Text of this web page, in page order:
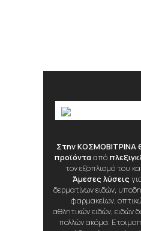
Στην ΚΟΣΜΟΒΙΤΡΙΝΑ
προϊόντααπό
τον εξοπλισμό του
Άμεσες λύσεις
δερματίνων ειδών,
φαρμακείων,
αθλητικών ειδών, ειδών
πολλών ακόμα.